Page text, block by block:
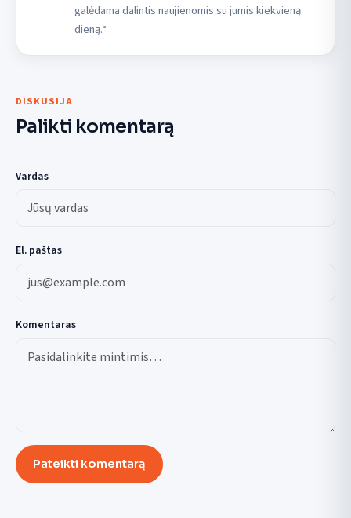
galėdama dalintis naujienomis su jumis kiekvieną
dieną.“
DISKUSIJA
Palikti komentarą
Vardas
El. paštas
Komentaras
Pateikti komentarą